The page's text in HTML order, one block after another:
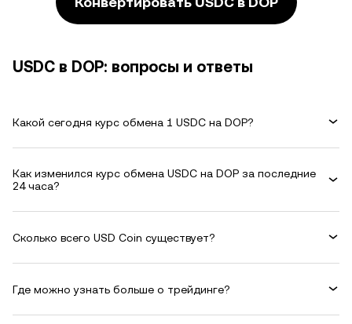
USDC в DOP: вопросы и ответы
Какой сегодня курс обмена 1 USDC на DOP?
Как изменился курс обмена USDC на DOP за последние
24 часа?
Сколько всего USD Coin существует?
Где можно узнать больше о трейдинге?